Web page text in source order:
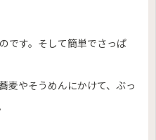
です。そして簡単でさっぱ
麦やそうめんにかけて、ぶっ